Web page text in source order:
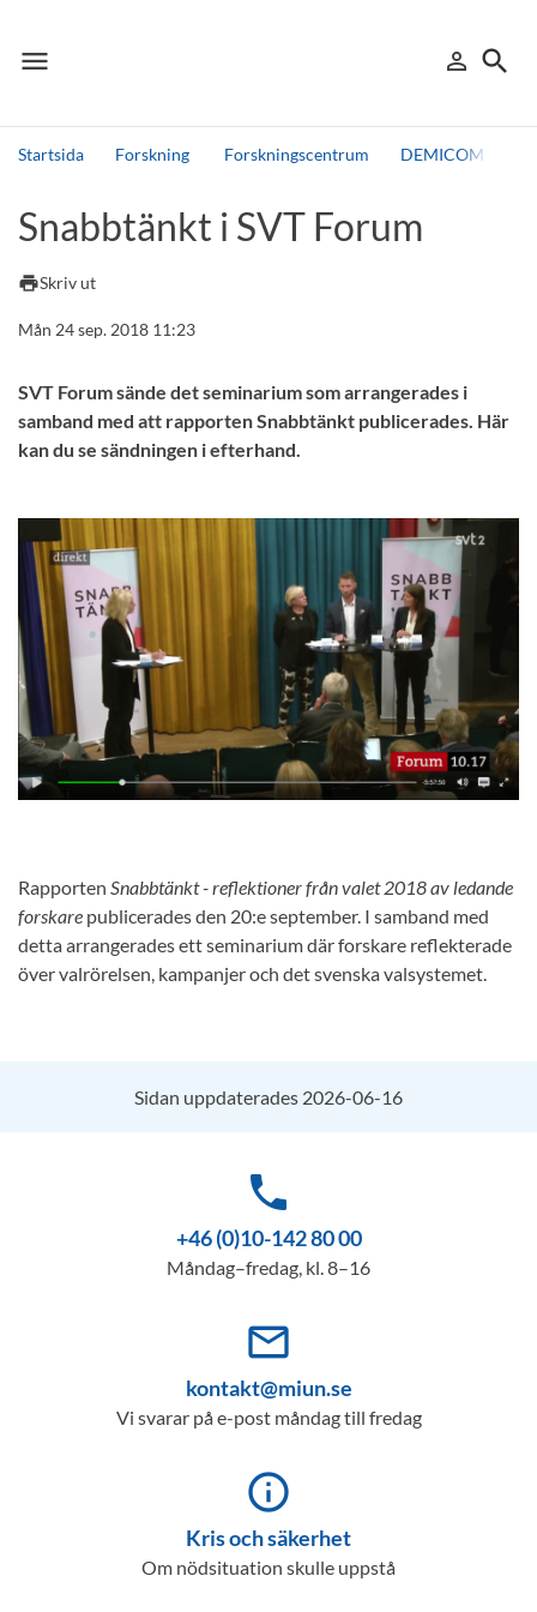
menu
Meny person_outline
Logga in
search
Sök
Startsida Forskning Forskningscentrum DEMICOM
Andra söktjänster
Detta är vår testmiljö - endast testdata
Snabbtänkt i SVT Forum
printSkriv ut
Mån 24 sep. 2018 11:23
SVT Forum sände det seminarium som arrangerades i
samband med att rapporten Snabbtänkt publicerades. Här
kan du se sändningen i efterhand.
Rapporten Snabbtänkt - reflektioner från valet 2018 av ledande
forskare publicerades den 20:e september. I samband med
detta arrangerades ett seminarium där forskare reflekterade
över valrörelsen, kampanjer och det svenska valsystemet.
Sidan uppdaterades 2026-06-16
phone
+46 (0)10-142 80 00
Måndag–fredag, kl. 8–16
mail_outline
kontakt@miun.se
Vi svarar på e-post måndag till fredag
info_outline
Kris och säkerhet
Om nödsituation skulle uppstå